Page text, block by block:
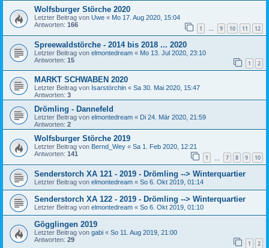
Wolfsburger Störche 2020
Letzter Beitrag von Uwe « Mo 17. Aug 2020, 15:04
Antworten: 166 1 … 9 10 11 12
Spreewaldstörche - 2014 bis 2018 ... 2020
Letzter Beitrag von elmontedream « Mo 13. Jul 2020, 23:10
Antworten: 15 1 2
MARKT SCHWABEN 2020
Letzter Beitrag von Isarstörchin « Sa 30. Mai 2020, 15:47
Antworten: 3
Drömling - Dannefeld
Letzter Beitrag von elmontedream « Di 24. Mär 2020, 21:59
Antworten: 2
Wolfsburger Störche 2019
Letzter Beitrag von Bernd_Wey « Sa 1. Feb 2020, 12:21
Antworten: 141 1 7 8 9 10
Senderstorch XA 121 - 2019 - Drömling --> Winterquartier
Letzter Beitrag von elmontedream « So 6. Okt 2019, 01:14
Senderstorch XA 122 - 2019 - Drömling --> Winterquartier
Letzter Beitrag von elmontedream « So 6. Okt 2019, 01:10
Gögglingen 2019
Letzter Beitrag von gabi « So 11. Aug 2019, 21:00
Antworten: 29 1 2